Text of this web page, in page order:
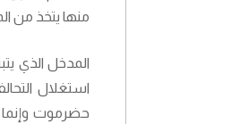
منها يتخذ من
المدخل الذي
استغلال
حضرموت وإنما